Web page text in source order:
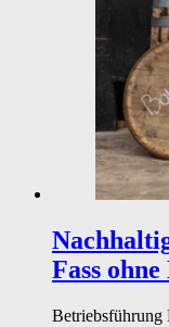
Fass ohne
Betriebsführung